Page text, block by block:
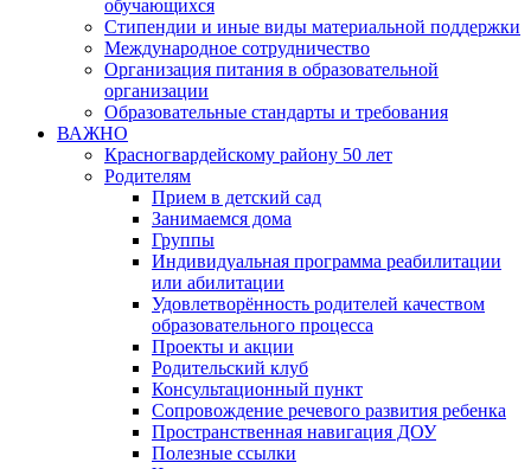
обучающихся
Стипендии и иные виды материальной поддержки
Международное сотрудничество
Организация питания в образовательной
организации
Образовательные стандарты и требования
ВАЖНО
Красногвардейскому району 50 лет
Родителям
Прием в детский сад
Занимаемся дома
Группы
Индивидуальная программа реабилитации
или абилитации
Удовлетворённость родителей качеством
образовательного процесса
Проекты и акции
Родительский клуб
Консультационный пункт
Сопровождение речевого развития ребенка
Пространственная навигация ДОУ
Полезные ссылки